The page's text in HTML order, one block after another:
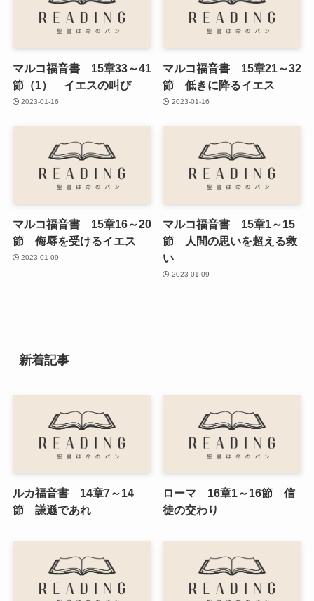
マルコ福音書 15章33～41
節（1） イエスの叫び
2023-01-16
マルコ福音書 15章21～32
節 低きに降るイエス
2023-01-16
マルコ福音書 15章16～20
節 侮辱を受けるイエス
2023-01-09
マルコ福音書 15章1～15
節 人間の思いを超える救
い
2023-01-09
新着記事
ルカ福音書 14章7～14
節 謙遜であれ
ローマ 16章1～16節 信
徒の交わり